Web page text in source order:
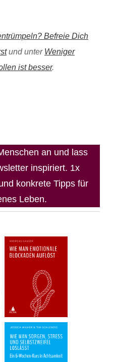
Befreie Dich
und unter Weniger
ist besser.
an und lass
inspiriert. 1x
konkrete Tipps für
Leben.